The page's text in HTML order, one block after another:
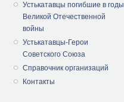
Устькатавцы погибшие в годы
Великой Отечественной
войны
Устькатавцы-Герои
Советского Союза
Справочник организаций
Контакты